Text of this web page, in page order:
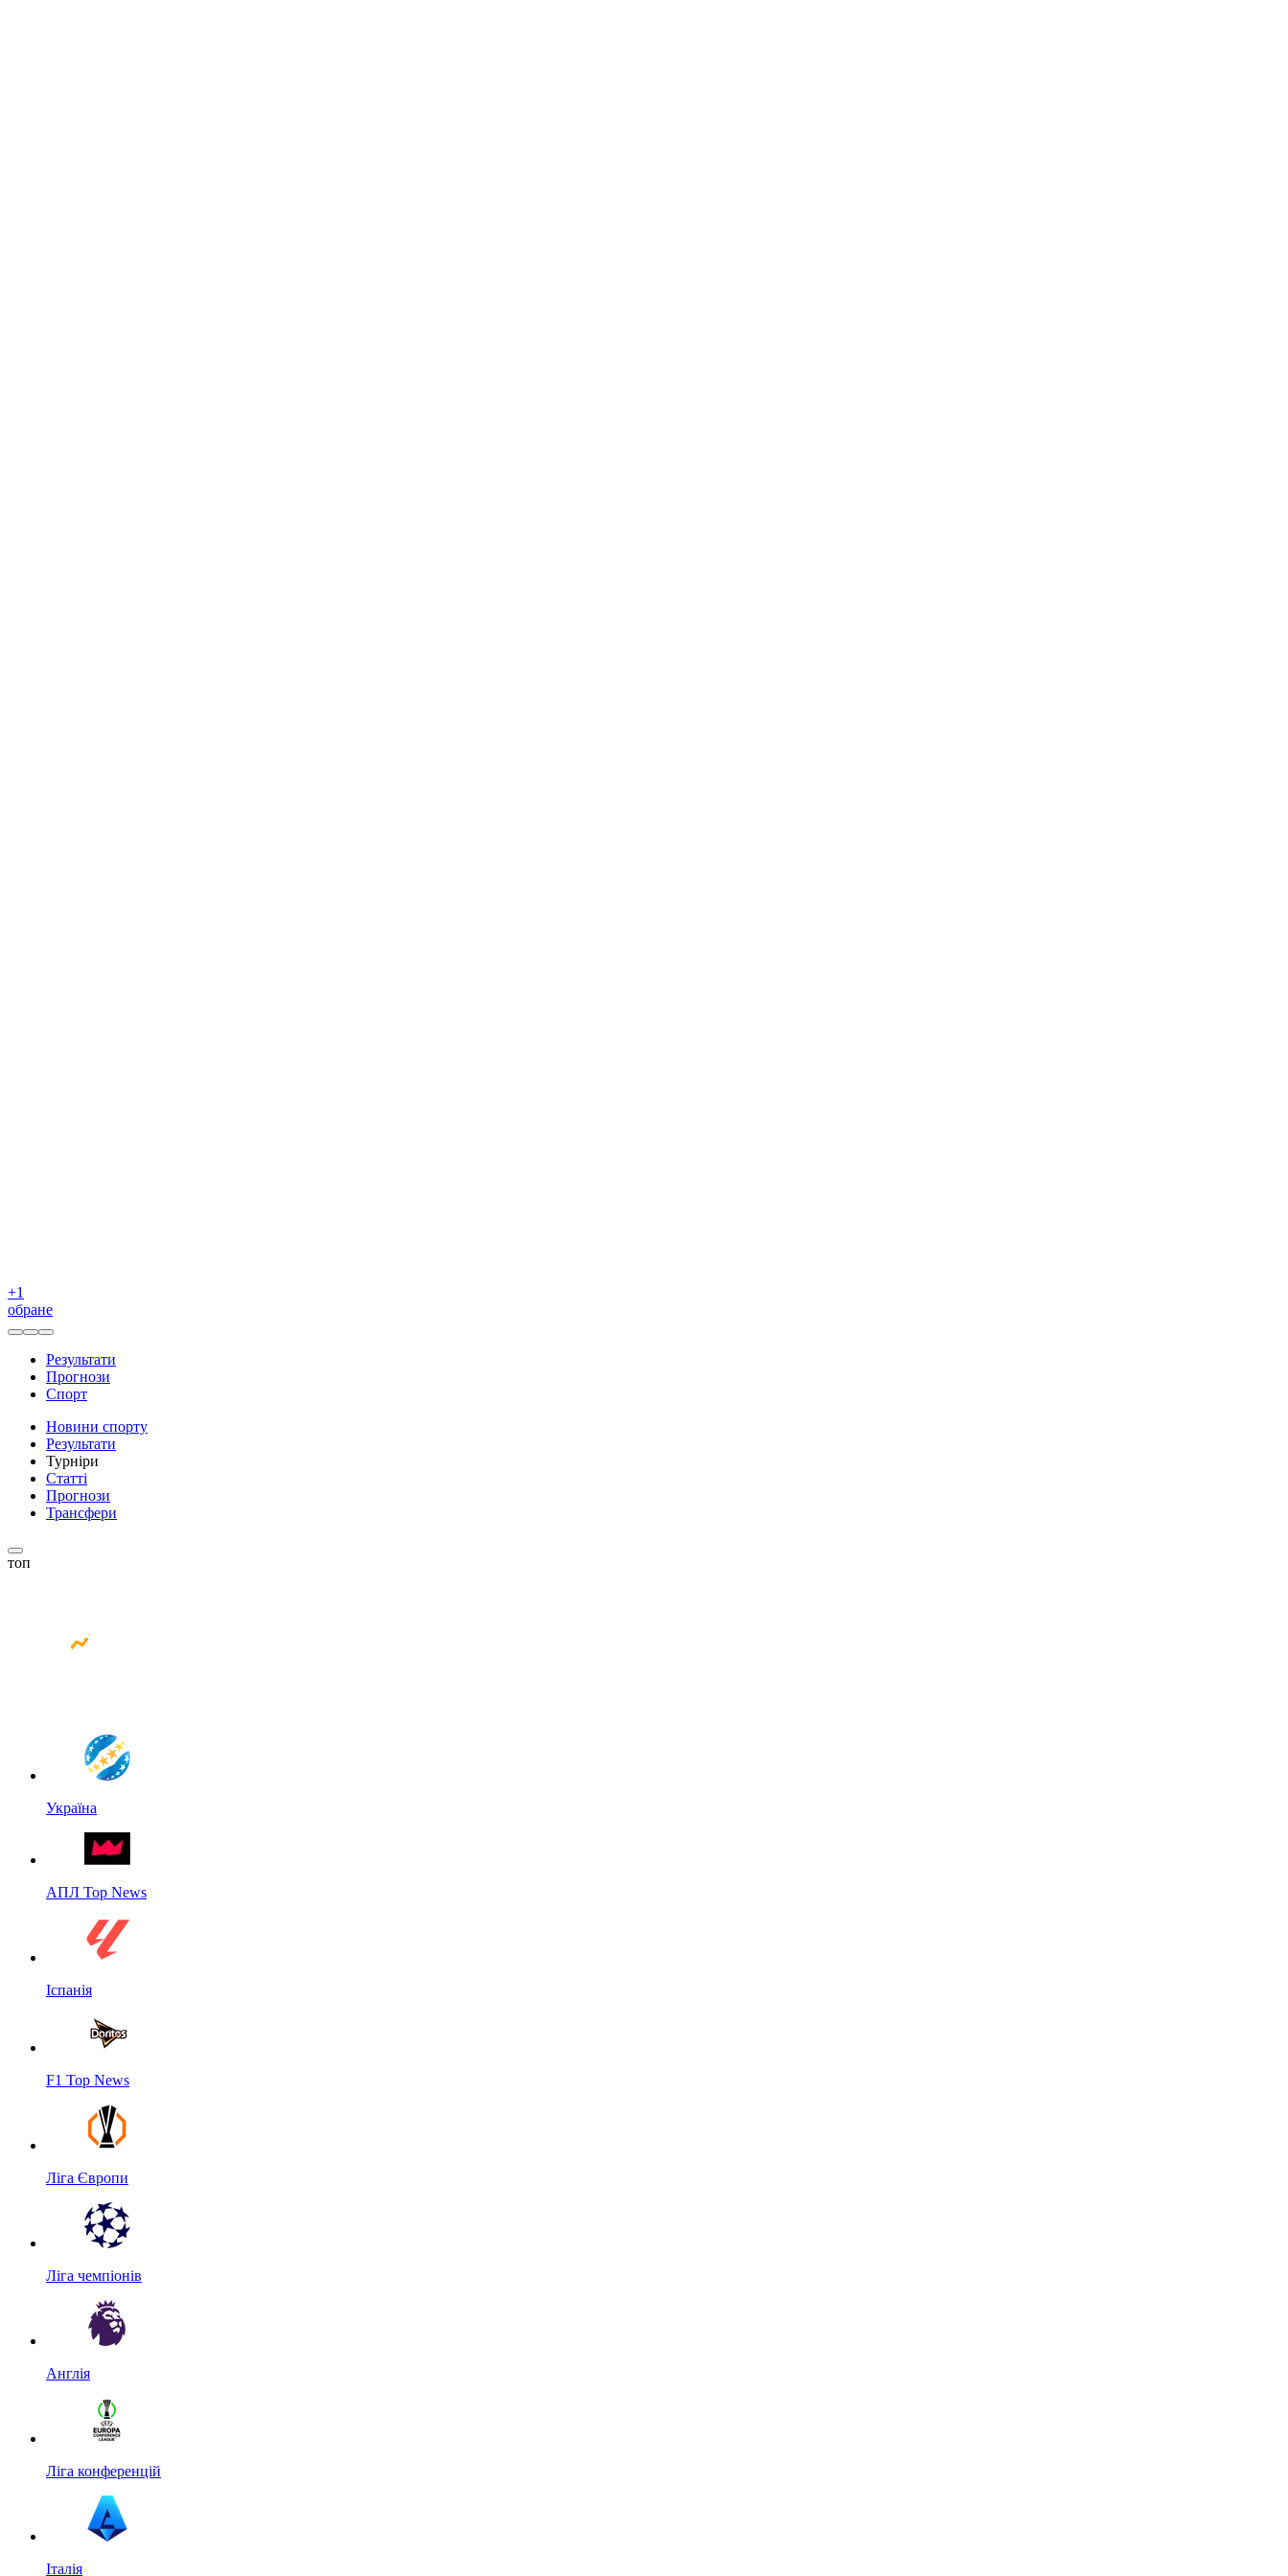
+1
обране
Результати
Прогнози
Спорт
Новини спорту
Результати
Турніри
Статті
Прогнози
Трансфери
топ
Україна
АПЛ Top News
Іспанія
F1 Top News
Ліга Європи
Ліга чемпіонів
Англія
Ліга конференцій
Італія